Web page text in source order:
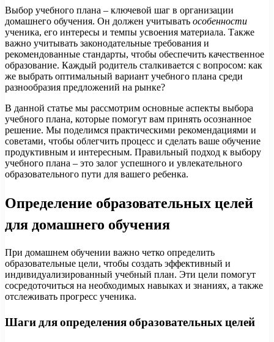
Выбор учебного плана – ключевой шаг в организации
домашнего обучения. Он должен учитывать особенности
ученика, его интересы и темпы усвоения материала. Также
важно учитывать законодательные требования и
рекомендованные стандарты, чтобы обеспечить качественное
образование. Каждый родитель сталкивается с вопросом: как
же выбрать оптимальный вариант учебного плана среди
разнообразия предложений на рынке?
В данной статье мы рассмотрим основные аспекты выбора
учебного плана, которые помогут вам принять осознанное
решение. Мы поделимся практическими рекомендациями и
советами, чтобы облегчить процесс и сделать ваше обучение
продуктивным и интересным. Правильный подход к выбору
учебного плана – это залог успешного и увлекательного
образовательного пути для вашего ребенка.
Определение образовательных целей
для домашнего обучения
При домашнем обучении важно четко определить
образовательные цели, чтобы создать эффективный и
индивидуализированный учебный план. Эти цели помогут
сосредоточиться на необходимых навыках и знаниях, а также
отслеживать прогресс ученика.
Шаги для определения образовательных целей